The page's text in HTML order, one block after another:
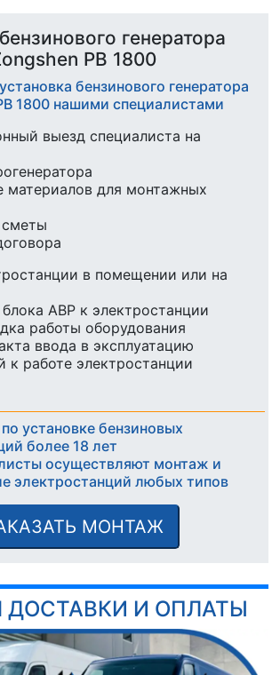
генератора
PB 1800
бензинового генератора
1800 нашими специалистами
выезд специалиста на
материалов для монтажных
в помещении или на
АВР к электростанции
работы оборудования
ввода в эксплуатацию
к работе электростанции
установке бензиновых
более 18 лет
осуществляют монтаж и
электростанций любых типов
МОНТАЖ
ДОСТАВКИ И ОПЛАТЫ